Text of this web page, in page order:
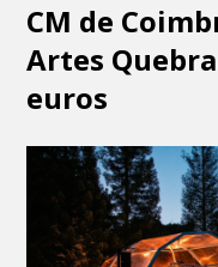
CM de
Artes
euros